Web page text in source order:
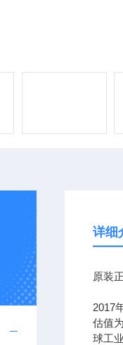
详细
原装
2017
估值
球工